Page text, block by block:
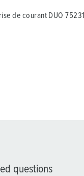
de courant DUO 75231
questions